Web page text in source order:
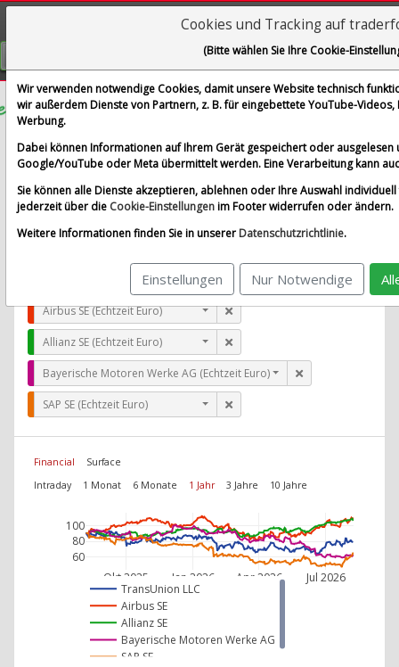
TransUnion LLC
im Vergleich mit Airbus SE, Allianz SE, Bayerische
Aktualisieren
TransUnion LLC (Echtzeit USD)
Airbus SE (Echtzeit Euro)
Allianz SE (Echtzeit Euro)
Bayerische Motoren Werke AG (Echtzeit Euro)
SAP SE (Echtzeit Euro)
Financial
Surface
Intraday
1 Monat 6 Monate 1 Jahr 3 Jahre 10 Jahre
Okt 2025 Jan 2026 Apr 2026 Jul 2026
60
80
100
TransUnion LLC
Airbus SE
Allianz SE
Bayerische Motoren Werke AG
SAP SE
Cookies und Tracking auf
(Bitte wählen Sie Ihre Cookie-
Wir verwenden notwendige Cookies, damit unsere Website technisch
wir außerdem Dienste von Partnern, z. B. für eingebettete YouTube-
Werbung.
Dabei können Informationen auf Ihrem Gerät gespeichert oder
Google/YouTube oder Meta übermittelt werden. Eine Verarbeitung kann
Sie können alle Dienste akzeptieren, ablehnen oder Ihre Auswahl
jederzeit über die Cookie-Einstellungenim Footer widerrufen oder ändern.
Weitere Informationen finden Sie in unserer Datenschutzrichtlinie.
Einstellungen Nur Notwendige